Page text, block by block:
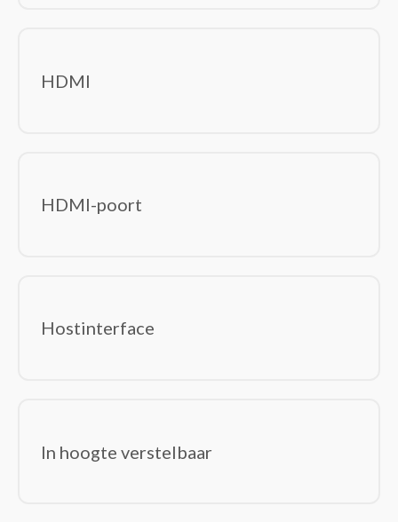
HDMI
HDMI-poort
Hostinterface
In hoogte verstelbaar